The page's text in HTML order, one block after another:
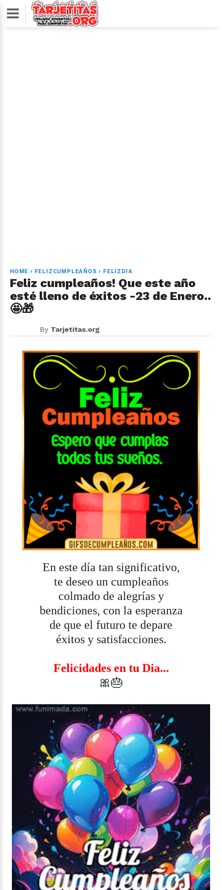
HOME › FELIZCUMPLEAÑOS › FELIZDIA
Feliz cumpleaños! Que este año
esté lleno de éxitos -23 de Enero..
🤩🎁
By Tarjetitas.org
En este día tan significativo,
te deseo un cumpleaños
colmado de alegrías y
bendiciones, con la esperanza
de que el futuro te depare
éxitos y satisfacciones.
Felicidades en tu Dia...
🎀🎂